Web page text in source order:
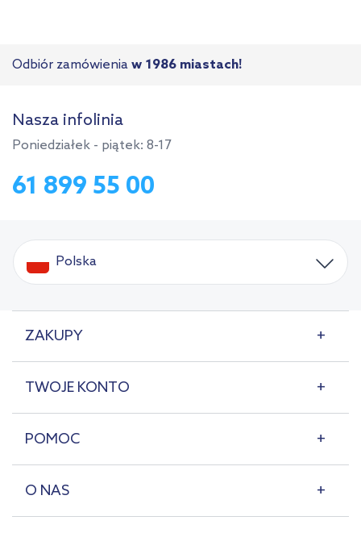
Odbiór zamówienia w 1986 miastach!
Nasza infolinia
Poniedziałek - piątek: 8-17
61 899 55 00
Polska
ZAKUPY
TWOJE KONTO
POMOC
O NAS